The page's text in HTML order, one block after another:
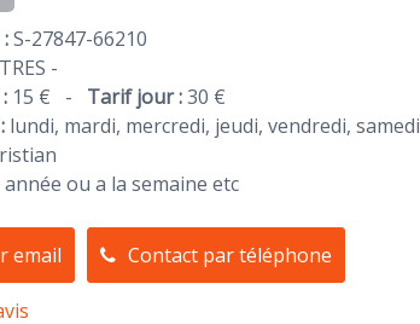
S-27847-66210
-
15 € - Tarif jour :30 €
lundi, mardi, mercredi, jeudi, vendredi, samedi
ou a la semaine etc
email Contact par téléphone